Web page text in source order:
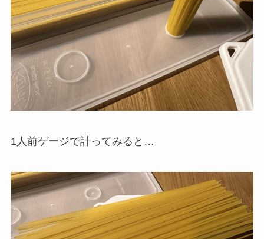
1人前ゲージで計ってみると…